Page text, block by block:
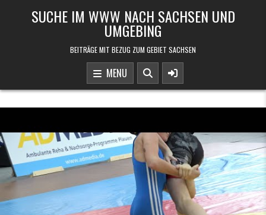
SUCHE IM WWW NACH SACHSEN UND
UMGEBING
BEITRÄGE MIT BEZUG ZUM GEBIET SACHSEN
MENU